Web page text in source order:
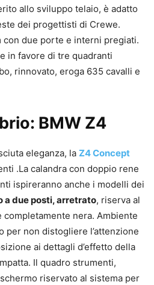
allo sviluppo telaio, è adatto
dei progettisti di Crewe.
con due porte e interni pregiati.
in favore di tre quadranti
rinnovato, eroga 635 cavalli e
BMW Z4
eleganza, la Z4 Concept
.La calandra con doppio rene
ispireranno anche i modelli dei
a due posti, arretrato, riserva al
nera. Ambiente
per non distogliere l’attenzione
ai dettagli d’effetto della
Il quadro strumenti,
riservato al sistema per